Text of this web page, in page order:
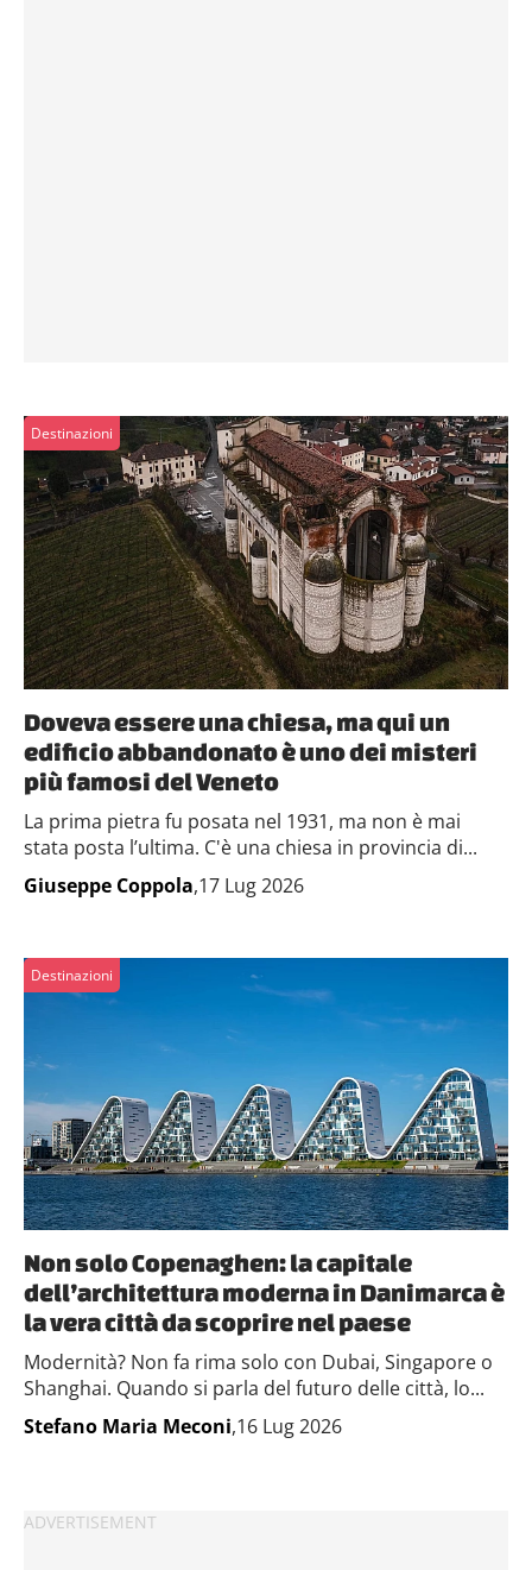
Destinazioni
Doveva essere una chiesa, ma qui un
edificio abbandonato è uno dei misteri
più famosi del Veneto
La prima pietra fu posata nel 1931, ma non è mai
stata posta l’ultima. C'è una chiesa in provincia di...
Giuseppe Coppola,17 Lug 2026
Destinazioni
Non solo Copenaghen: la capitale
dell’architettura moderna in Danimarca è
la vera città da scoprire nel paese
Modernità? Non fa rima solo con Dubai, Singapore o
Shanghai. Quando si parla del futuro delle città, lo...
Stefano Maria Meconi,16 Lug 2026